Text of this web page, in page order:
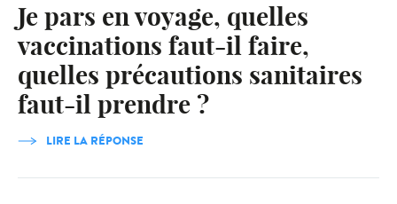
Je pars en voyage, quelles
vaccinations faut-il faire,
quelles précautions sanitaires
faut-il prendre ?
LIRE LA RÉPONSE